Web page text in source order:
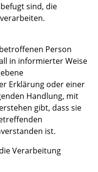
sind, die
Person
in informierter Weise
Erklärung oder einer
Handlung, mit
gibt, dass sie
ist.
Verarbeitung